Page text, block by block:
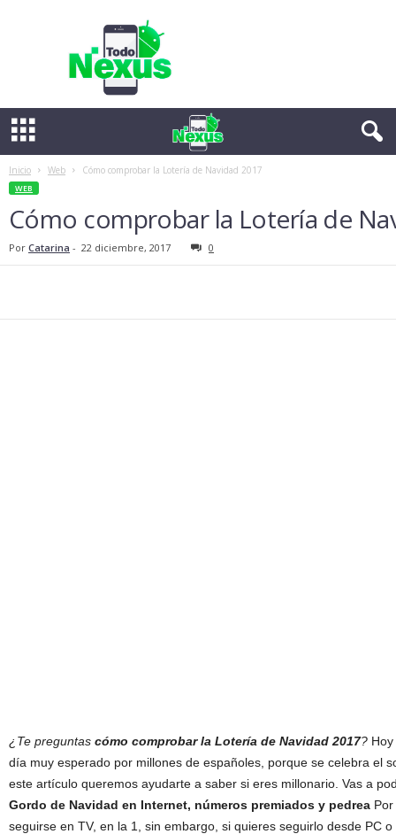
e
Inicio Web Cómo comprobar la Lotería de Navidad 2017
WEB
Cómo comprobar la Lotería de
Por Catarina - 22 diciembre, 2017 0
¿Te preguntas cómo comprobar la Lotería de Navidad 2017? Hoy
día muy esperado por millones de españoles, porque se celebra el
este artículo queremos ayudarte a saber si eres millonario. Vas a
Gordo de Navidad en Internet, números premiados y pedrea
seguirse en TV, en la 1, sin embargo, si quieres seguirlo desde PC